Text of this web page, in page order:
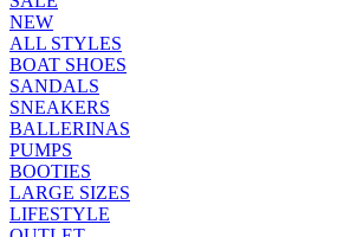
NEW
ALL STYLES
BOAT SHOES
SANDALS
SNEAKERS
BALLERINAS
PUMPS
BOOTIES
LARGE SIZES
LIFESTYLE